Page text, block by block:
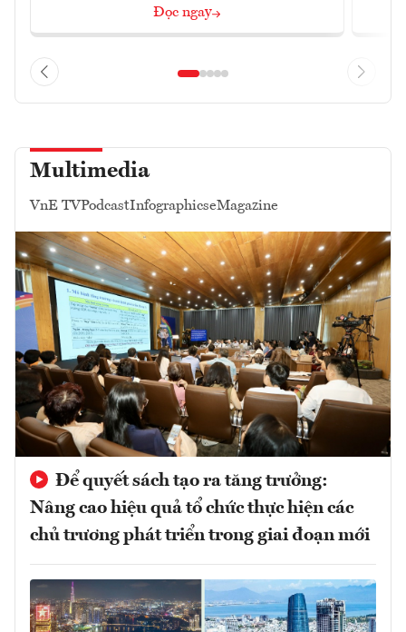
Đọc ngay
Multimedia
VnE TVPodcastInfographicseMagazine
Để quyết sách tạo ra tăng trưởng:
Nâng cao hiệu quả tổ chức thực hiện các
chủ trương phát triển trong giai đoạn mới